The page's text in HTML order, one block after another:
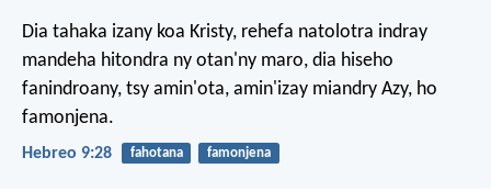
Dia tahaka izany koa Kristy, rehefa natolotra indray
mandeha hitondra ny otan'ny maro, dia hiseho
fanindroany, tsy amin'ota, amin'izay miandry Azy, ho
famonjena.
Hebreo 9:28 fahotana famonjena